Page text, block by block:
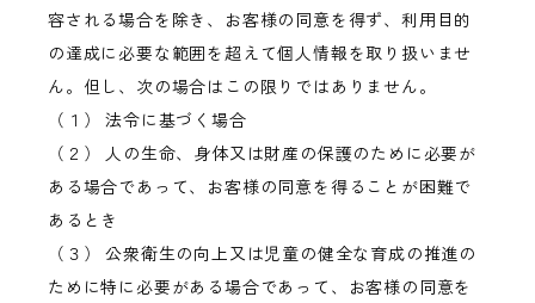
容される場合を除き、お客様の同意を得ず、利用目的
の達成に必要な範囲を超えて個人情報を取り扱いませ
ん。但し、次の場合はこの限りではありません。
（１） 法令に基づく場合
（２） 人の生命、身体又は財産の保護のために必要が
ある場合であって、お客様の同意を得ることが困難で
あるとき
（３） 公衆衛生の向上又は児童の健全な育成の推進の
ために特に必要がある場合であって、お客様の同意を